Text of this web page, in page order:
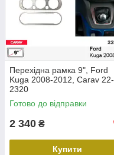
Перехідна рамка 9", Ford
Kuga 2008-2012, Carav 22-
2320
Готово до відправки
2 340 ₴
Купити